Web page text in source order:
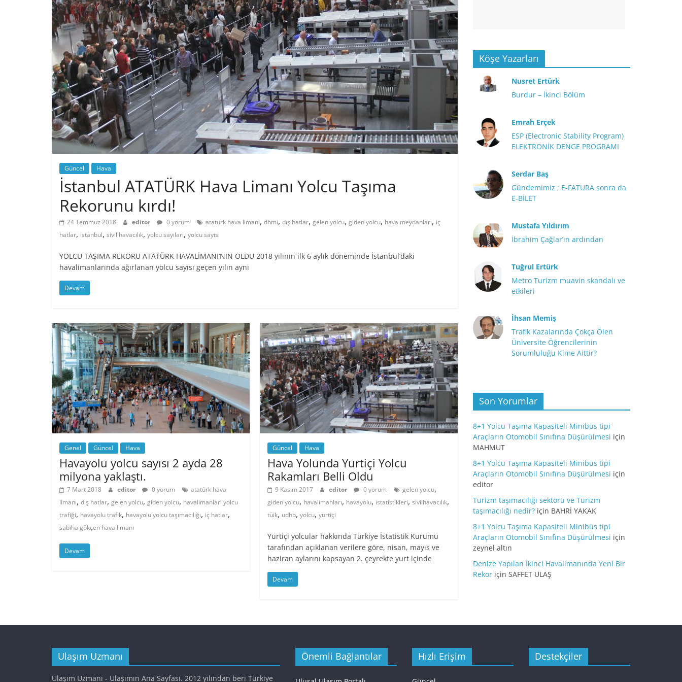
Güncel Hava
İstanbul ATATÜRK Hava Limanı Yolcu Taşıma
Rekorunu kırdı!
24 Temmuz 2018 editor 0 yorum atatürk hava limanı, dhmi, dış hatlar, gelen yolcu, giden yolcu, hava meydanları, iç
hatlar, istanbul, sivil havacılık, yolcu sayıları, yolcu sayısı
YOLCU TAŞIMA REKORU ATATÜRK HAVALİMANI’NIN OLDU 2018 yılının ilk 6 aylık döneminde İstanbul’daki
havalimanlarında ağırlanan yolcu sayısı geçen yılın aynı
Devam
Genel Güncel Hava
Havayolu yolcu sayısı 2 ayda 28
milyona yaklaştı.
7 Mart 2018 editor 0 yorum
atatürk hava
limanı, dış hatlar, gelen yolcu, giden yolcu, havalimanları yolcu
trafiği, havayolu trafik, havayolu yolcu taşımacılığı, iç hatlar,
sabiha gökçen hava limanı
Devam
Güncel Hava
Hava Yolunda Yurtiçi Yolcu
Rakamları Belli Oldu
9 Kasım 2017 editor 0 yorum gelen yolcu,
giden yolcu, havalimanları, havayolu, istatistikleri,sivilhavacılık,
tüik, udhb,yolcu,yurtiçi
Yurtiçi yolcular hakkında Türkiye İstatistik Kurumu
tarafından açıklanan verilere göre, nisan, mayıs ve
haziran aylarını kapsayan 2. çeyrekte yurt içinde
Devam
Köşe Yazarları
Nusret Ertürk
Burdur – İkinci Bölüm
Emrah Erçek
ESP (Electronic Stability Program)
ELEKTRONİK DENGE PROGRAMI
Serdar Baş
Gündemimiz ; E-FATURA sonra da
E-BİLET
Mustafa Yıldırım
İbrahim Çağlar’ın ardından
Tuğrul Ertürk
Metro Turizm muavin skandalı ve
etkileri
İhsan Memiş
Trafik Kazalarında Çokça Ölen
Üniversite Öğrencilerinin
Sorumluluğu Kime Aittir?
Son Yorumlar
8+1 Yolcu Taşıma Kapasiteli Minibüs tipi
Araçların Otomobil Sınıfına Düşürülmesi için
MAHMUT
8+1 Yolcu Taşıma Kapasiteli Minibüs tipi
Araçların Otomobil Sınıfına Düşürülmesi için
editor
Turizm taşımacılığı sektörü ve Turizm
taşımacılığı nedir? için BAHRİ YAKAK
8+1 Yolcu Taşıma Kapasiteli Minibüs tipi
Araçların Otomobil Sınıfına Düşürülmesi için
zeynel altın
Denize Yapılan İkinci Havalimanında Yeni Bir
Rekor için SAFFET ULAŞ
Ulaşım Uzmanı
Ulaşım Uzmanı - Ulaşımın Ana Sayfası. 2012 yılından beri Türkiye
Önemli Bağlantılar Hızlı Erişim Destekçiler